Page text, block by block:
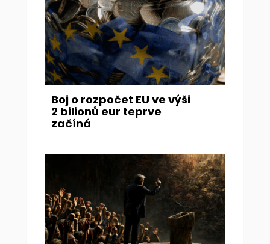
Boj o rozpočet EU ve výši
2 bilionů eur teprve
začíná